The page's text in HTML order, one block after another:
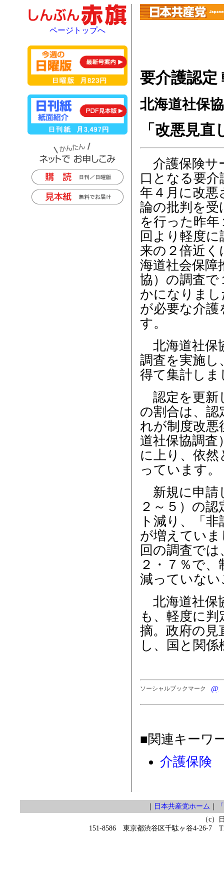
要介護認定
北海道社保
「改悪見直
介護保険サ
口となる要
年４月に改悪
論の批判を受
を行った昨
回より軽度
来の２倍近く
海道社会保障
協）の調査で
かになりま
が必要な介
す。
北海道社保
調査を実施し
得て集計しま
認定を更新
の割合は、認
れが制度改悪
道社保協調査
に上り、依
っています
新規に申請
２～５）の
ト減り、「
が増えていま
回の調査で
２・７％で
減っていな
北海道社保
も、軽度に
摘。政府の
し、国と関
ソーシャルブックマーク
■関連キーワ
介護保険
ページトップへ
日本共産党ホーム
（c）
151-8586 東京都渋谷区千駄ヶ谷4-26-7